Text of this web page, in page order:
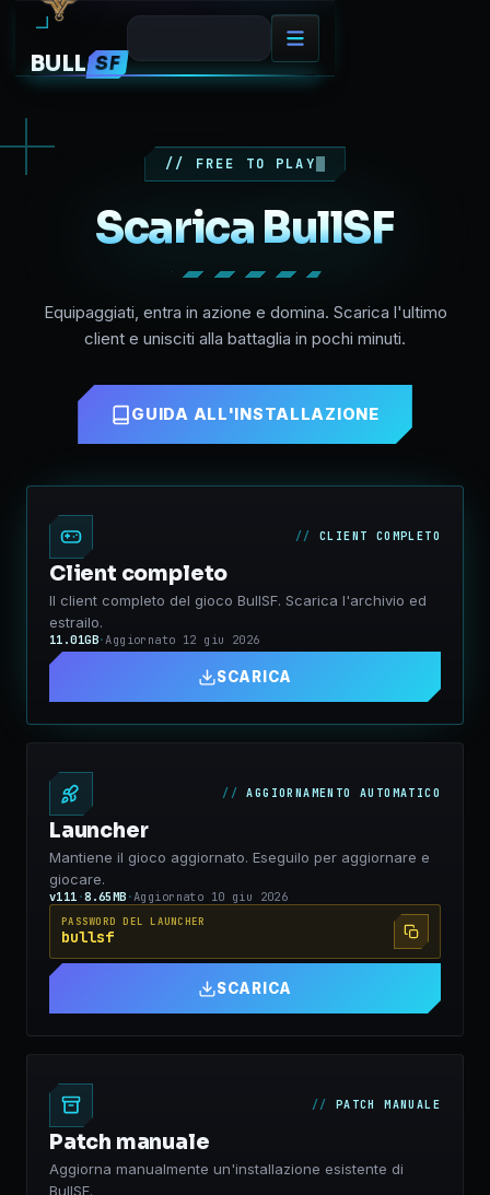
BULL SF
// FREE TO PLAY
Scarica BullSF
Equipaggiati, entra in azione e domina. Scarica l'ultimo
client e unisciti alla battaglia in pochi minuti.
GUIDA ALL'INSTALLAZIONE
CLIENT COMPLETO
Client completo
Il client completo del gioco BullSF. Scarica l'archivio ed
estrailo.
11.01GB·Aggiornato 12 giu 2026
SCARICA
AGGIORNAMENTO AUTOMATICO
Launcher
Mantiene il gioco aggiornato. Eseguilo per aggiornare e
giocare.
v111 ·8.65MB ·Aggiornato 10 giu 2026
PASSWORD DEL LAUNCHER
bullsf
SCARICA
PATCH MANUALE
Patch manuale
Aggiorna manualmente un'installazione esistente di
BullSF.